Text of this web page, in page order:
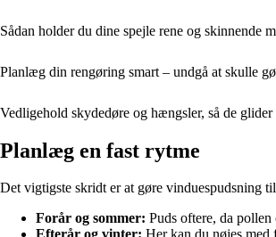
Sådan holder du dine spejle rene og skinnende
Planlæg din rengøring smart – undgå at skulle
Vedligehold skydedøre og hængsler, så de
Planlæg en fast rytme
Det vigtigste skridt er at gøre vinduespudsning
Forår og sommer: Puds oftere, da